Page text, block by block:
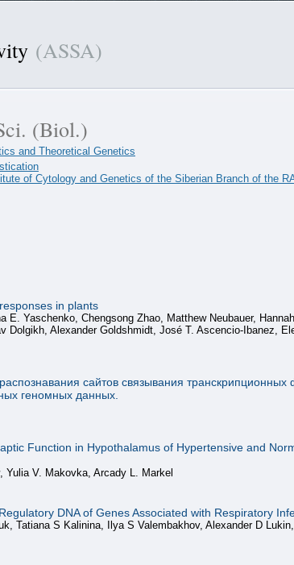
(ASSA)
(Biol.)
and Theoretical Genetics
of Cytology and Genetics of the Siberian Branch of the
in plants
E. Yaschenko, Chengsong Zhao, Matthew Neubauer,
Alexander Goldshmidt, José T. Ascencio-Ibanez,
сайтов связывания
геномных данных.
Function in Hypothalamus of Hypertensive and
V. Makovka, Arcady L. Markel
DNA of Genes Associated with Respiratory
Tatiana S Kalinina, Ilya S Valembakhov, Alexander D